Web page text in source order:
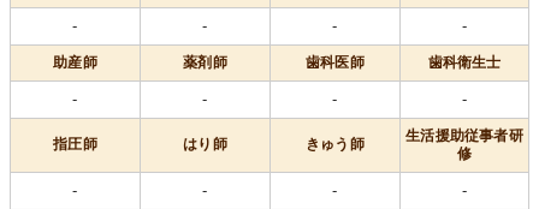
- - - -
助産師 薬剤師 歯科医師 歯科衛生士
- - - -
指圧師 はり師 きゅう師
生活援助従事者研
修
- - - -